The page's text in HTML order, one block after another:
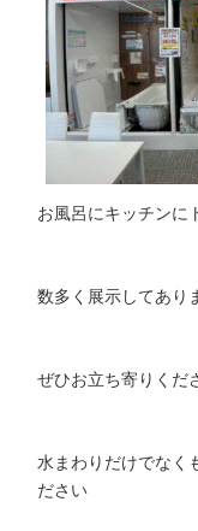
お風呂にキッチンに
数多く展示してあり
ぜひお立ち寄りくだ
水まわりだけでなく
ださい